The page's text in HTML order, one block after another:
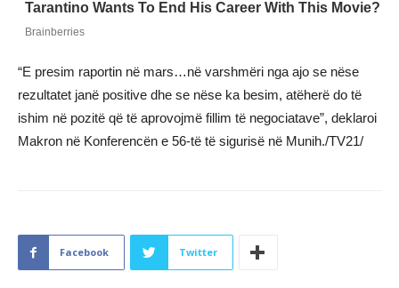
“E presim raportin në mars…në varshmëri nga ajo se nëse
rezultatet janë positive dhe se nëse ka besim, atëherë do të
ishim në pozitë që të aprovojmë fillim të negociatave”, deklaroi
Makron në Konferencën e 56-të të sigurisë në Munih./TV21/
Facebook Twitter